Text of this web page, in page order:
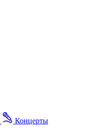
Концерты